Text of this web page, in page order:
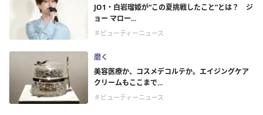
JO1・白岩瑠姫が“この夏挑戦したこと”とは？ ジ
ョー マロー...
＃ビューティーニュース
磨く
美容医療か、コスメデコルテか。エイジングケア
クリームもここまで...
＃ビューティーニュース